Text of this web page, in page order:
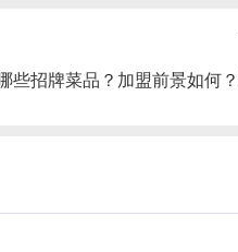
些招牌菜品？加盟前景如何？